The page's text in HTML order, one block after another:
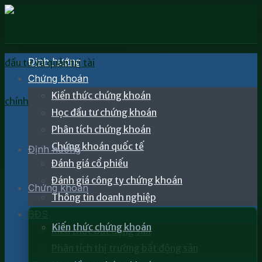
Định hướng
Chứng khoán
Kiến thức chứng khoán
Định hướng
Chứng khoán
Kiến thức chứng khoán
Học đầu tư chứng khoán
Phân tích chứng khoán
Chứng khoán quốc tế
Đánh giá cổ phiếu
Đánh giá công ty chứng khoán
Thông tin doanh nghiệp
BĐS
Kiến thức bất động sản